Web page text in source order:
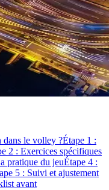
dans le volley ?Étape 1 :
2 : Exercices spécifiques
pratique du jeuÉtape 4 :
5 : Suivi et ajustement
avant